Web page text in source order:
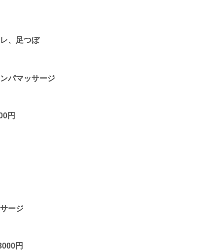
、足つぼ
パマッサージ
円
ージ
円